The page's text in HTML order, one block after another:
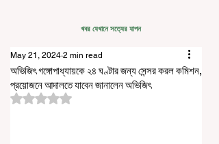
খবর যেখানে সত্যের যাপন
অভিজিৎ গঙ্গোপাধ্যায়কে ২৪ ঘণ্টার জন্য সেন্সর করল কমিশন,
প্রয়োজনে আদালতে যাবেন জানালেন অভিজিৎ
May 21, 2024 2 min read
Rated NaN out of 5 stars.